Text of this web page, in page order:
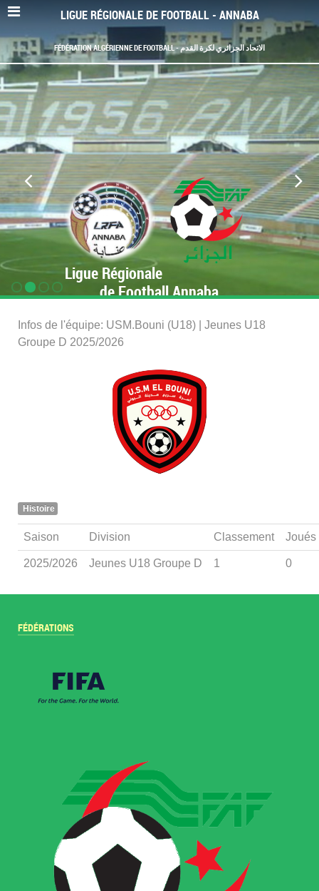
LIGUE RÉGIONALE DE FOOTBALL - ANNABA
FÉDÉRATION ALGÉRIENNE DE FOOTBALL - الاتحاد الجزائري لكرة القدم
Ligue Régionale
de Football Annaba
Infos de l'équipe: USM.Bouni (U18) | Jeunes U18
Groupe D 2025/2026
Histoire
Saison Division Classement Joués
2025/2026 Jeunes U18 Groupe D 1 0
FÉDÉRATIONS